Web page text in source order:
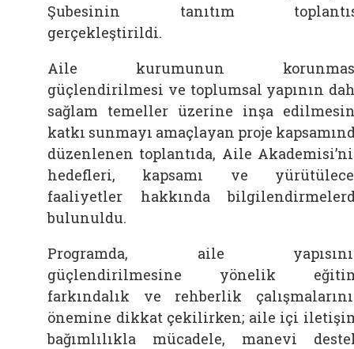
Şubesinin tanıtım
gerçekleştirildi.
Aile kurumunun
güçlendirilmesi ve toplumsal yapının
sağlam temeller üzerine inşa
katkı sunmayı amaçlayan proje
düzenlenen toplantıda, Aile
hedefleri, kapsamı ve
faaliyetler hakkında
bulunuldu.
Programda, aile
güçlendirilmesine yönelik
farkındalık ve rehberlik
önemine dikkat çekilirken; aile içi
bağımlılıkla mücadele, manevi